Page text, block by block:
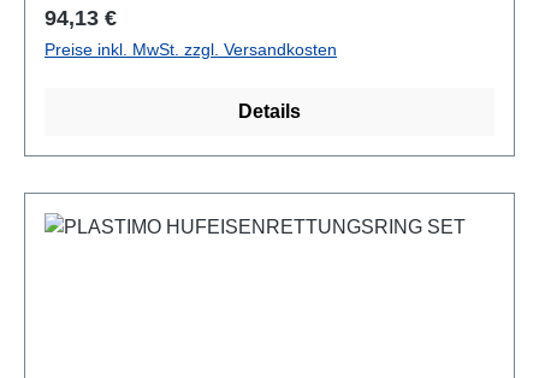
Regulärer Preis:
94,13 €
Preise inkl. MwSt. zzgl. Versandkosten
Details